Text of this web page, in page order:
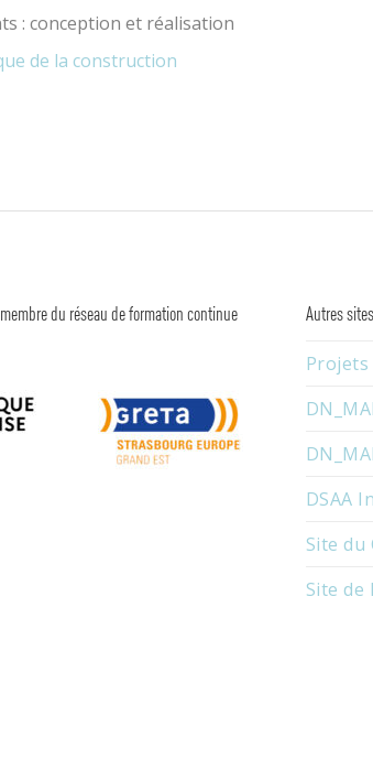
: conception et réalisation
de la construction
du réseau de formation continue
Autres sites
Projets
DSAA
Site du
Site de